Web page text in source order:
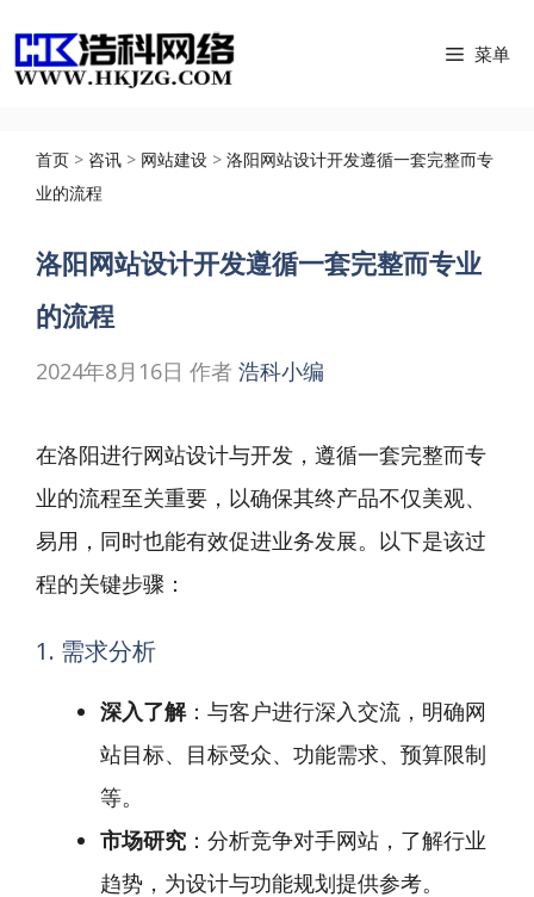
至
菜单
首页 > 咨讯 > 网站建设 > 洛阳网站设计开发遵循一套完整而专
业的流程
洛阳网站设计开发遵循一套完整而专业
的流程
2024年8月16日 作者 浩科小编
在洛阳进行网站设计与开发，遵循一套完整而专
业的流程至关重要，以确保其终产品不仅美观、
易用，同时也能有效促进业务发展。以下是该过
程的关键步骤：
1. 需求分析
深入了解：与客户进行深入交流，明确网
站目标、目标受众、功能需求、预算限制
等。
市场研究 ：分析竞争对手网站，了解行业
趋势，为设计与功能规划提供参考。